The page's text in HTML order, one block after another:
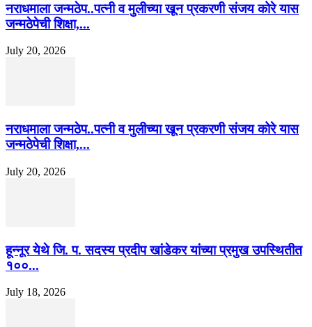
नराधमाला जन्मठेप..पत्नी व मुलीच्या खून प्रकरणी संजय कोरे यास
जन्मठेपेची शिक्षा,...
July 20, 2026
नराधमाला जन्मठेप..पत्नी व मुलीच्या खून प्रकरणी संजय कोरे यास
जन्मठेपेची शिक्षा,...
July 20, 2026
हून्नूर येथे जि. प. सदस्य प्रदीप खांडेकर यांच्या प्रमुख उपस्थितीत
१००...
July 18, 2026